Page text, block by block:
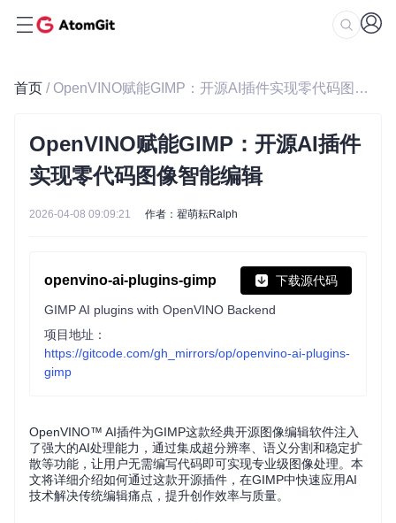
首页 / OpenVINO赋能GIMP：开源AI插件实现零代码图像智能编辑
OpenVINO赋能GIMP：开源AI插件
实现零代码图像智能编辑
2026-04-08 09:09:21 作者：翟萌耘Ralph
openvino-ai-plugins-gimp 下载源代码
GIMP AI plugins with OpenVINO Backend
项目地址：
https://gitcode.com/gh_mirrors/op/openvino-ai-plugins-
gimp
OpenVINO™ AI插件为GIMP这款经典开源图像编辑软件注入
了强大的AI处理能力，通过集成超分辨率、语义分割和稳定扩
散等功能，让用户无需编写代码即可实现专业级图像处理。本
文将详细介绍如何通过这款开源插件，在GIMP中快速应用AI
技术解决传统编辑痛点，提升创作效率与质量。